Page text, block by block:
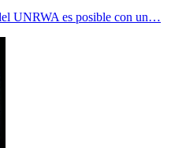
UNRWA es posible con un…